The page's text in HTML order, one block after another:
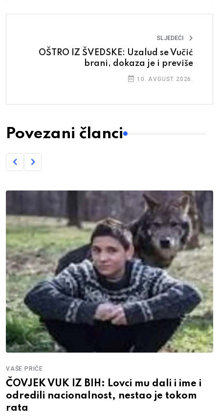
SLJEDEĆI
OŠTRO IZ ŠVEDSKE: Uzalud se Vučić
brani, dokaza je i previše
10. AVGUST 2026.
Povezani članci
VAŠE PRIČE
ČOVJEK VUK IZ BIH: Lovci mu dali i ime i
odredili nacionalnost, nestao je tokom
rata